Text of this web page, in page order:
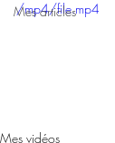
Mes articles
/mp4/file.mp4
Mes vidéos